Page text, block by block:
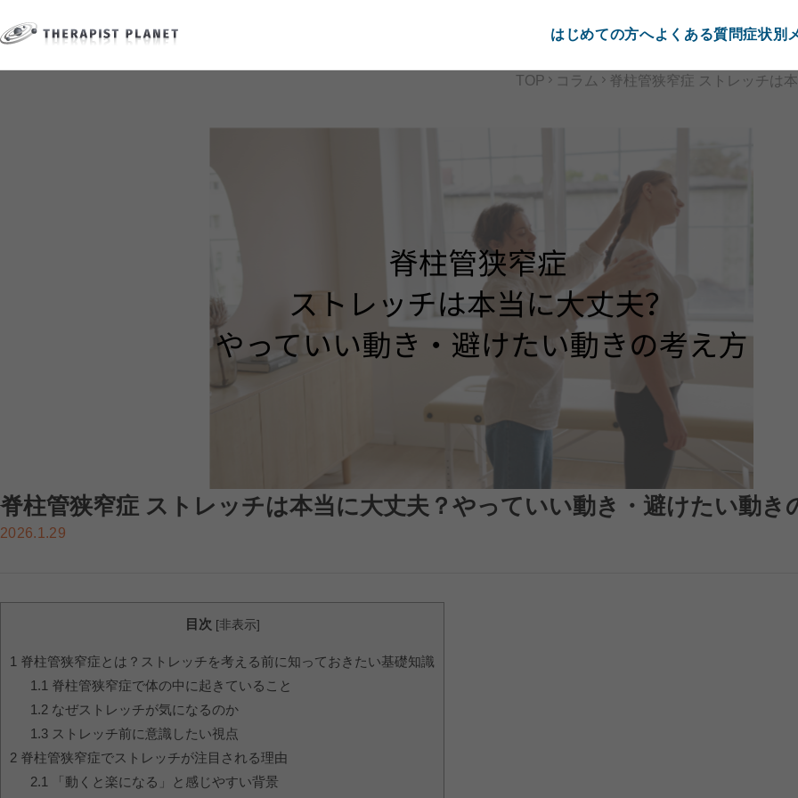
はじめての方へよくある質問症状別
TOP コラム 脊柱管狭窄症 ストレッチは
脊柱管狭窄症 ストレッチは本当に大丈夫？やっていい動き・避けたい動き
2026.1.29
目次 [非表示]
1 脊柱管狭窄症とは？ストレッチを考える前に知っておきたい基礎知識
1.1 脊柱管狭窄症で体の中に起きていること
1.2なぜストレッチが気になるのか
1.3ストレッチ前に意識したい視点
2 脊柱管狭窄症でストレッチが注目される理由
2.1
「動くと楽になる」と感じやすい背景